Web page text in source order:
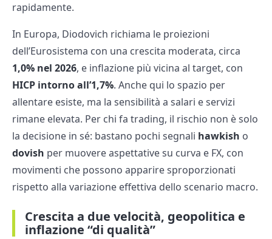
rapidamente.
In Europa, Diodovich richiama le proiezioni
dell’Eurosistema con una crescita moderata, circa
1,0% nel 2026, e inflazione più vicina al target, con
HICP intorno all’1,7%. Anche qui lo spazio per
allentare esiste, ma la sensibilità a salari e servizi
rimane elevata. Per chi fa trading, il rischio non è solo
la decisione in sé: bastano pochi segnali hawkish o
dovish per muovere aspettative su curva e FX, con
movimenti che possono apparire sproporzionati
rispetto alla variazione effettiva dello scenario macro.
Crescita a due velocità, geopolitica e
inflazione “di qualità”